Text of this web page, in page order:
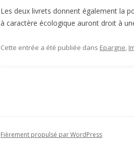
Les deux livrets donnent également la
à caractère écologique auront droit à
Cette entrée a été publiée dans Epargne,
Fièrement propulsé par WordPress